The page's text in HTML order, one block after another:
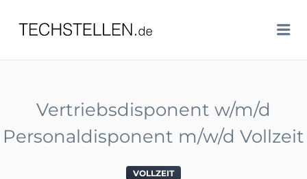
TECHSTELLEN.DE
Vertriebsdisponent w/m/d
Personaldisponent m/w/d Vollzeit
VOLLZEIT